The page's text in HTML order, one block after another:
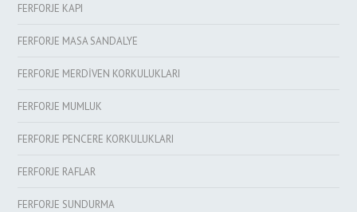
FERFORJE KAPI
FERFORJE MASA SANDALYE
FERFORJE MERDİVEN KORKULUKLARI
FERFORJE MUMLUK
FERFORJE PENCERE KORKULUKLARI
FERFORJE RAFLAR
FERFORJE SUNDURMA